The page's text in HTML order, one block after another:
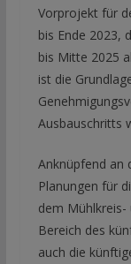
Vorprojekt für
bis Ende 2023,
bis Mitte 2025
ist die
Ausbauschritts
Anknüpfend an
Planungen für
dem
Bereich des
auch die